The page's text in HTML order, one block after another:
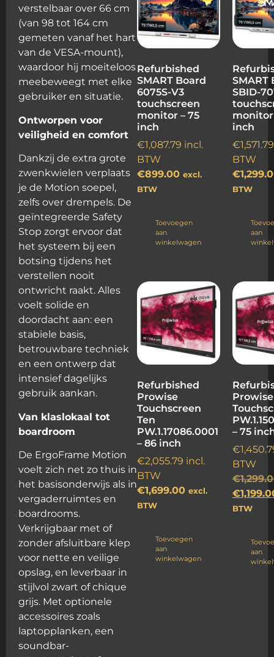
verstelbaar over 66 cm
(van 98 tot 164 cm
gemeten vanaf het hart
van de VESA-mount),
waardoor hij moeiteloos
meebeweegt met elke
gebruiker en situatie.
Ontworpen voor
veiligheid en comfort
Dankzij de extra grote
zwenkwielen verplaats
je de Motion soepel,
zelfs over drempels. De
geïntegreerde Safety
Stop zorgt ervoor dat
het systeem bij een
botsing tijdens het
verstellen nooit
ontwricht raakt. Alles
voelt solide en
doordacht aan: een
stabiele basis,
betrouwbare techniek
en een ontwerp dat
intensief dagelijks
gebruik aankan.
Van klaslokaal tot
boardroom
De ErgoFrame Motion
voelt zich net zo thuis in
het basisonderwijs als in
vergaderruimtes en
boardrooms.
Verkrijgbaar met of
zonder afsluitbare klep
voor nette en veilige
opslag, en leverbaar in
stijlvol zwart of chique
grijs. Met optionele
accessoires zoals
laptopplanken, een
soundbar-
Refurbished
SMART Board
6075S-V3
touchscreen
monitor – 75
inch
€1,087.79 incl.
BTW
€899.00 excl.
BTW
Toevoegen
aan
winkelwagen
SMART
SBID-
monitor
inch
€1,571.79
BTW
€
BTW
aan
Refurbished
Prowise
Touchscreen
Ten
PW.1.17086.0001
– 86 inch
€2,055.79 incl.
BTW
€1,699.00 excl.
BTW
Toevoegen
aan
winkelwagen
Prowise
– 75
€
BTW
€
€
BTW
aan